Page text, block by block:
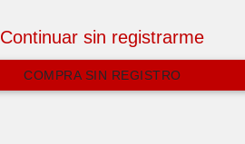
Continuar sin registrarme
COMPRA SIN REGISTRO